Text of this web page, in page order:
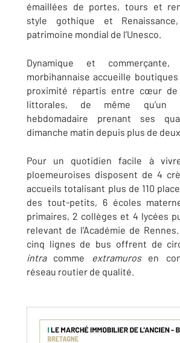
émaillées de portes, tours et
style gothique et
patrimoine mondial de l’Unesco.
Dynamique et commerçante,
morbihannaise accueille
proximité répartis entre cœur
littorales, de même qu’un
hebdomadaire prenant ses
dimanche matin depuis plus de
Pour un quotidien facile à
ploemeuroises disposent de 4
accueils totalisant plus de 110
des tout-petits, 6 écoles
primaires, 2 collèges et 4 lycées
relevant de l’Académie de
cinq lignes de bus offrent de
intracomme extramuros en
réseau routier de qualité.